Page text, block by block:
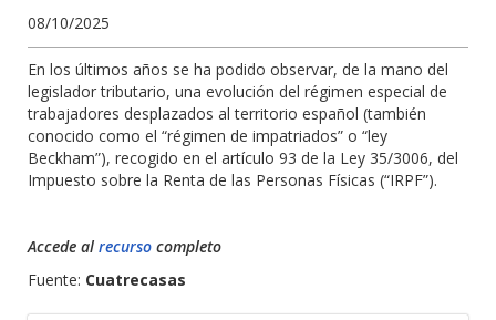
08/10/2025
En los últimos años se ha podido observar, de la mano del
legislador tributario, una evolución del régimen especial de
trabajadores desplazados al territorio español (también
conocido como el “régimen de impatriados” o “ley
Beckham”), recogido en el artículo 93 de la Ley 35/3006, del
Impuesto sobre la Renta de las Personas Físicas (“IRPF”).
Accede al recurso completo
Fuente: Cuatrecasas